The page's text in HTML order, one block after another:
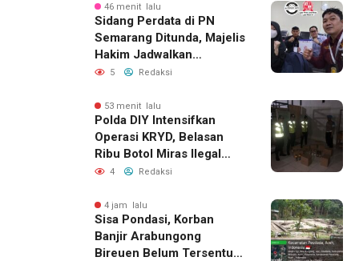
46 menit lalu
Sidang Perdata di PN
Semarang Ditunda, Majelis
Hakim Jadwalkan
Pemanggilan Ulang BPR
5 Redaksi
53 menit lalu
Polda DIY Intensifkan
Operasi KRYD, Belasan
Ribu Botol Miras Ilegal
Berhasil Diamankan
4 Redaksi
4 jam lalu
Sisa Pondasi, Korban
Banjir Arabungong
Bireuen Belum Tersentuh